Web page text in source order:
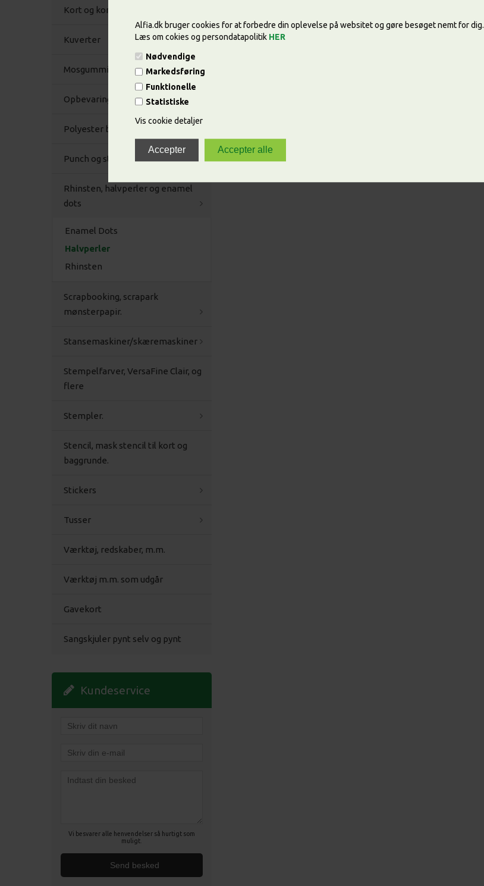
Alfia.dk bruger cookies for at forbedre din oplevelse på websitet og gøre besøget nemt for dig.
Læs om cokies og persondatapolitik HER
Nødvendige
Markedsføring
Funktionelle
Statistiske
Vis cookie detaljer
Kort og kortpakninger
Kuverter
Mosgummi
Opbevaring
Polyester bånd
Punch og stansejern
Rhinsten, halvperler og enamel
dots
Enamel Dots
Halvperler
Rhinsten
Scrapbooking, scrapark
mønsterpapir.
Stansemaskiner/skæremaskiner
Stempelfarver, VersaFine Clair, og
flere
Stempler.
Stencil, mask stencil til kort og
baggrunde.
Stickers
Tusser
Værktøj, redskaber, m.m.
Værktøj m.m. som udgår
Gavekort
Sangskjuler pynt selv og pynt
Kundeservice
Vi besvarer alle henvendelser så hurtigt som
muligt.